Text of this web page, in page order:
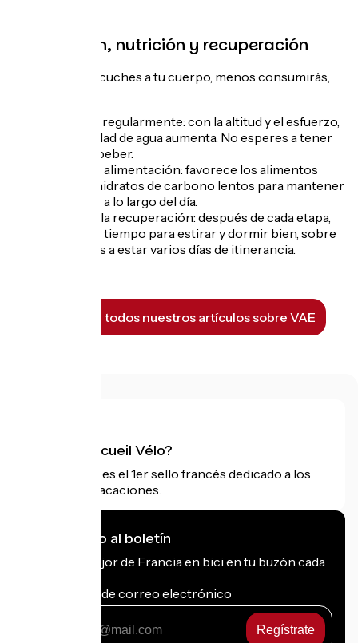
Hidratación, nutrición y recuperación
Cuanto más escuches a tu cuerpo, menos consumirás,
Hidrátate regularmente: con la altitud y el esfuerzo,
la necesidad de agua aumenta. No esperes a tener
sed para beber.
Adapta tu alimentación: favorece los alimentos
ricos en hidratos de carbono lentos para mantener
la energía a lo largo del día.
Gestiona la recuperación: después de cada etapa,
tómate tu tiempo para estirar y dormir bien, sobre
todo si vas a estar varios días de itinerancia.
Descubre todos nuestros artículos sobre VAE
¿Qué es Accueil Vélo?
Accueil Vélo es el 1er sello francés dedicado a los
ciclistas de vacaciones.
Me suscribo al boletín
Recibe lo mejor de Francia en bici en tu buzón cada
Mi dirección de correo electrónico